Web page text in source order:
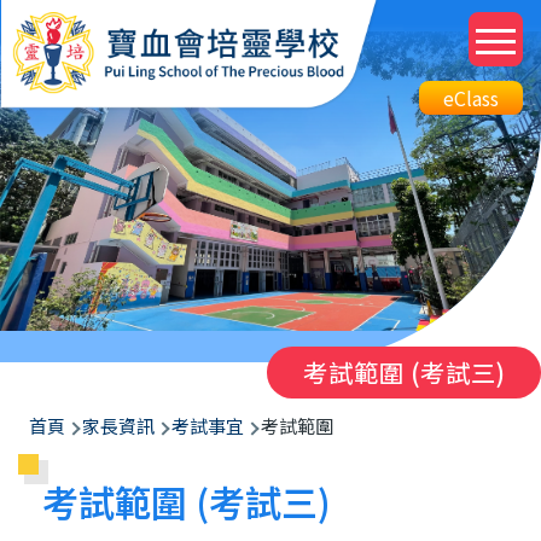
移至主內容
Top
eClass
Btn
eClass
考試範圍 (考試三)
導
航
連
首頁 家長資訊 考試事宜 考試範圍
考試範圍 (考試三)